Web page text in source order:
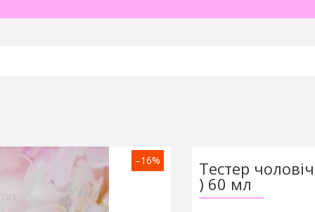
–16% Тестер
) 60 мл